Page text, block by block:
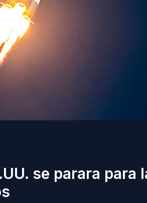
se parara para